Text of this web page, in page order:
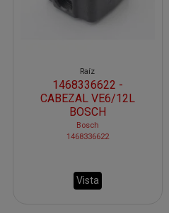
Raíz
1468336622 -
CABEZAL VE6/12L
BOSCH
Bosch
1468336622
Vista